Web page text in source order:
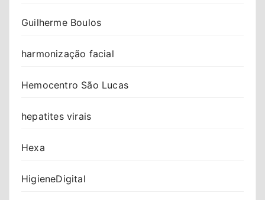
Guilherme Boulos
harmonização facial
Hemocentro São Lucas
hepatites virais
Hexa
HigieneDigital